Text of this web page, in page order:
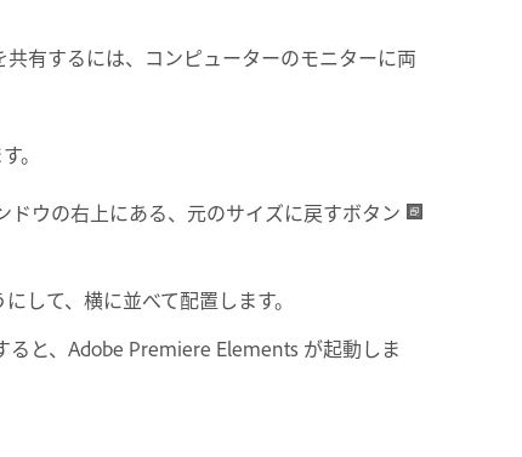
有するには、コンピューターのモニターに両
。
ウの右上にある、元のサイズに戻すボタン
して、横に並べて配置します。
と、Adobe Premiere Elements が起動しま